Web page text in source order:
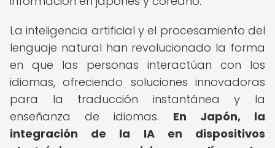
La inteligencia artificial y el procesamiento del
lenguaje natural han revolucionado la forma
en que las personas interactúan con los
idiomas, ofreciendo soluciones innovadoras
para la traducción instantánea y la
enseñanza de idiomas. En Japón, la
integración de la IA en dispositivos